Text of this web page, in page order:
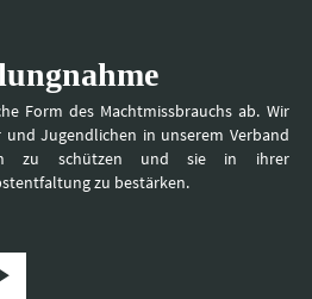
Form des Machtmissbrauchs ab. Wir
Jugendlichen in unserem Verband
zu schützen und sie in ihrer
zu bestärken.